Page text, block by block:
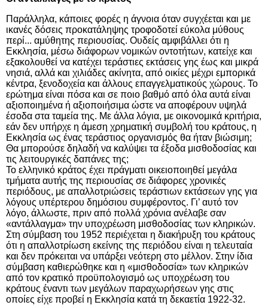
Παράλληλα, κάποιες φορές η άγνοια όταν συγχέεται και με
ικανές δόσεις προκατάληψης τροφοδοτεί εύκολα μύθους
περί... αμύθητης περιουσίας. Ουδείς αμφιβάλλει ότι η
Εκκλησία, μέσω διάφορων νομικών οντοτήτων, κατείχε και
εξακολουθεί να κατέχει τεράστιες εκτάσεις γης έως και μικρά
νησιά, αλλά και χιλιάδες ακίνητα, από οικίες μέχρι εμπορικά
κέντρα, ξενοδοχεία και άλλους επαγγελματικούς χώρους. Το
ερώτημα είναι πόσα και σε ποιο βαθμό από όλα αυτά είναι
αξιοποιημένα ή αξιοποιήσιμα ώστε να αποφέρουν υψηλά
έσοδα στα ταμεία της. Με άλλα λόγια, με οικονομικά κριτήρια,
εάν δεν υπήρχε η άμεση χρηματική συμβολή του κράτους, η
Εκκλησία ως ένας τεράστιος οργανισμός θα ήταν βιώσιμη;
Θα μπορούσε δηλαδή να καλύψει τα έξοδα μισθοδοσίας και
τις λειτουργικές δαπάνες της;
Το ελληνικό κράτος έχει πράγματι οικειοποιηθεί μεγάλα
τμήματα αυτής της περιουσίας σε διάφορες χρονικές
περιόδους, με απαλλοτριώσεις τεράστιων εκτάσεων γης για
λόγους υπέρτερου δημόσιου συμφέροντος. Γι’ αυτό τον
λόγο, άλλωστε, πριν από πολλά χρόνια ανέλαβε σαν
«αντάλλαγμα» την υποχρέωση μισθοδοσίας των κληρικών.
Στη σύμβαση του 1952 περιέχεται η διακήρυξη του κράτους
ότι η απαλλοτρίωση εκείνης της περιόδου είναι η τελευταία
και δεν πρόκειται να υπάρξει νεότερη στο μέλλον. Στην ίδια
σύμβαση καθιερώθηκε και η «μισθοδοσία» των κληρικών
από τον κρατικό προϋπολογισμό ως υποχρέωση του
κράτους έναντι των μεγάλων παραχωρήσεων γης στις
οποίες είχε προβεί η Εκκλησία κατά τη δεκαετία 1922-32.